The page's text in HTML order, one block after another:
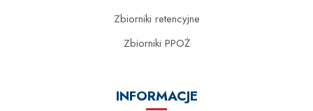
Zbiorniki retencyjne
Zbiorniki PPOŻ
INFORMACJE